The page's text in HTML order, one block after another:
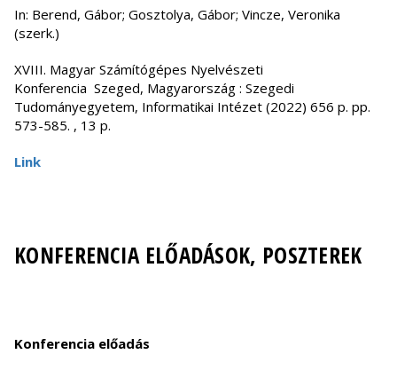
In: Berend, Gábor; Gosztolya, Gábor; Vincze, Veronika
(szerk.)
XVIII. Magyar Számítógépes Nyelvészeti
Konferencia Szeged, Magyarország : Szegedi
Tudományegyetem, Informatikai Intézet (2022) 656 p. pp.
573-585. , 13 p.
Link
KONFERENCIA ELŐADÁSOK, POSZTEREK
Konferencia előadás